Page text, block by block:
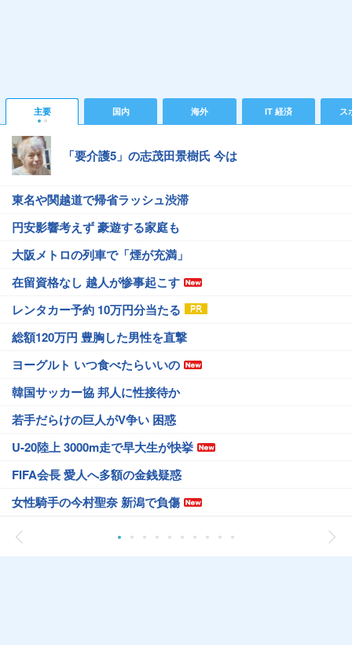
主要 国内 海外 IT 経済 ス
「要介護5」の志茂田景樹氏 今は
東名や関越道で帰省ラッシュ渋滞
円安影響考えず 豪遊する家庭も
大阪メトロの列車で「煙が充満」
在留資格なし 越人が惨事起こす
レンタカー予約 10万円分当たる
総額120万円 豊胸した男性を直撃
ヨーグルト いつ食べたらいいの
韓国サッカー協 邦人に性接待か
若手だらけの巨人がV争い 困惑
U-20陸上 3000m走で早大生が快挙
FIFA会長 愛人へ多額の金銭疑惑
女性騎手の今村聖奈 新潟で負傷